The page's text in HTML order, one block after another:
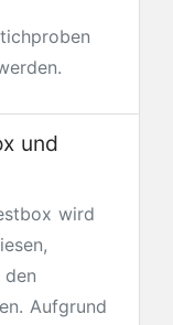
und
wird
Aufgrund